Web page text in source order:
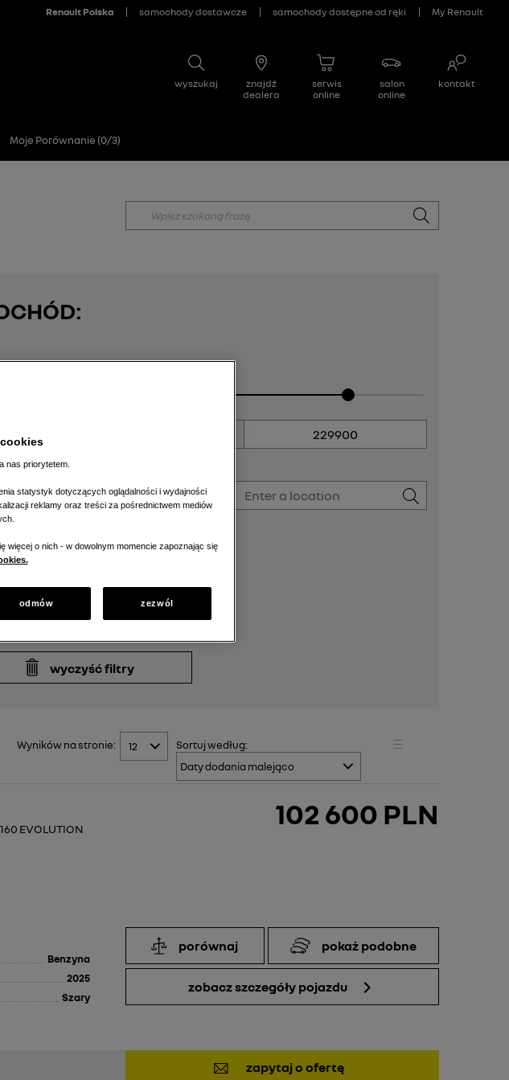
Moje Porównanie (0/3)
moja lokalizacja
dealerzy oferujący samochód
wyczyść filtry
Wyników na stronie: Sortujwedług:
EVOLUTION
Benzyna
2025
Szary
102 600 PLN
porównaj pokaż podobne
zobacz szczegóły pojazdu
zapytaj o ofertę
nas priorytetem.
statystyk dotyczących oglądalności i wydajności
reklamy oraz treści za pośrednictwem mediów
o nich - w dowolnym momencie zapoznając się
odmów zezwól